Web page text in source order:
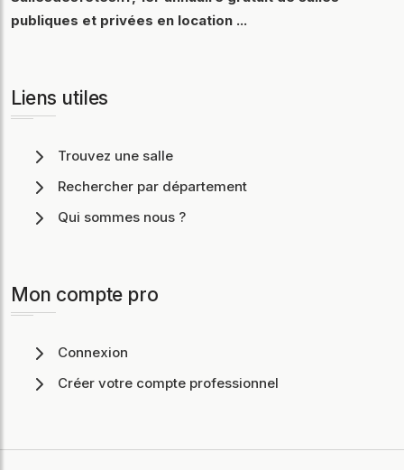
publiques et privées en location ...
Liens utiles
Trouvez une salle
Rechercher par département
Qui sommes nous ?
Mon compte pro
Connexion
Créer votre compte professionnel